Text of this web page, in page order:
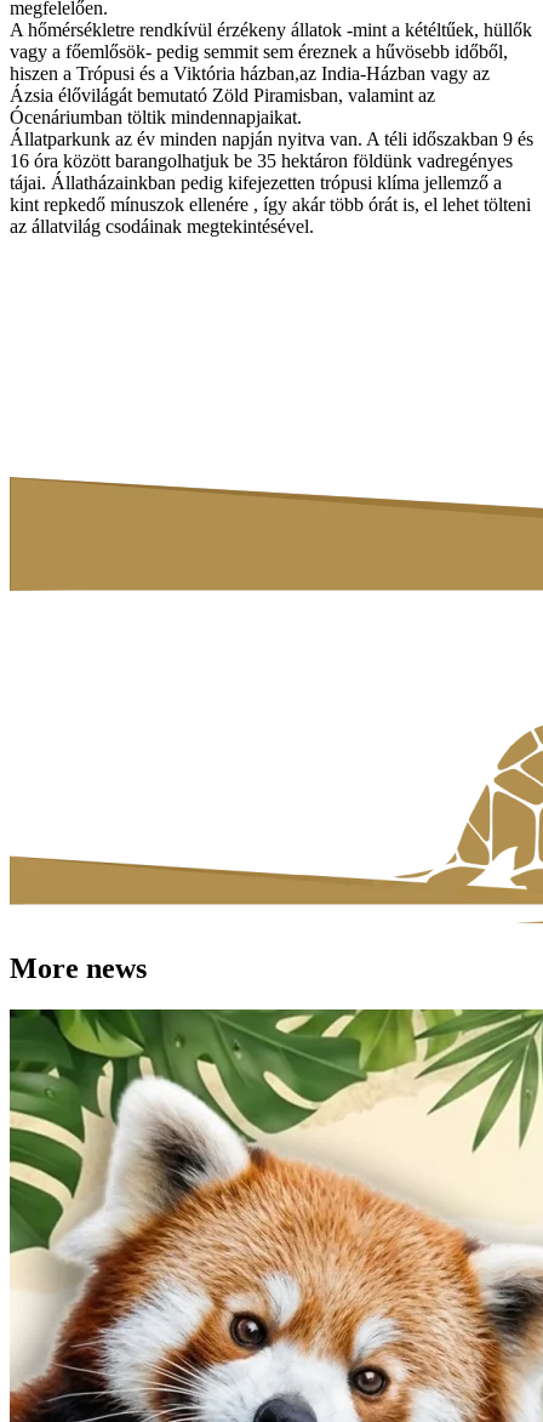
megfelelően.
A hőmérsékletre rendkívül érzékeny állatok -mint a kétéltűek, hüllők
vagy a főemlősök- pedig semmit sem éreznek a hűvösebb időből,
hiszen a Trópusi és a Viktória házban,az India-Házban vagy az
Ázsia élővilágát bemutató Zöld Piramisban, valamint az
Ócenáriumban töltik mindennapjaikat.
Állatparkunk az év minden napján nyitva van. A téli időszakban 9 és
16 óra között barangolhatjuk be 35 hektáron földünk vadregényes
tájai. Állatházainkban pedig kifejezetten trópusi klíma jellemző a
kint repkedő mínuszok ellenére , így akár több órát is, el lehet tölteni
az állatvilág csodáinak megtekintésével.
More news